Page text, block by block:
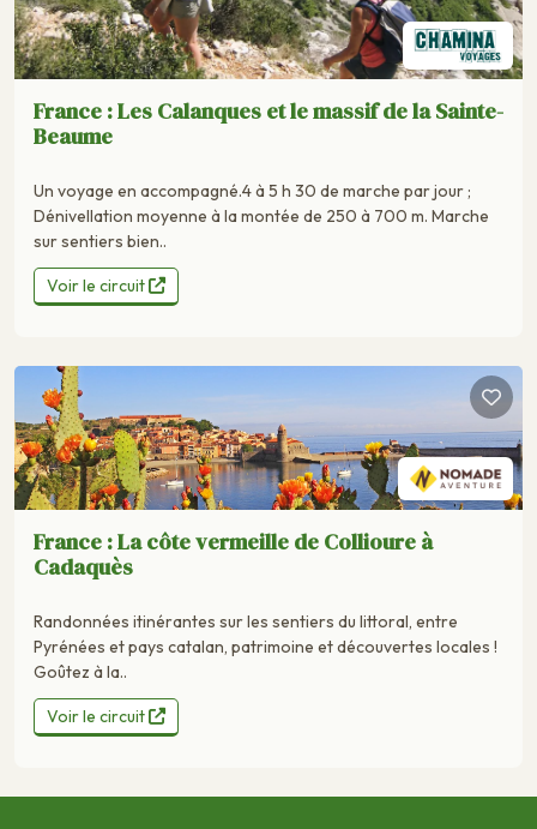
France : Les Calanques et le massif de la Sainte-
Beaume
Un voyage en accompagné.4 à 5 h 30 de marche par jour ;
Dénivellation moyenne à la montée de 250 à 700 m. Marche
sur sentiers bien..
Voir le circuit
France : La côte vermeille de Collioure à
Cadaquès
Randonnées itinérantes sur les sentiers du littoral, entre
Pyrénées et pays catalan, patrimoine et découvertes locales !
Goûtez à la..
Voir le circuit